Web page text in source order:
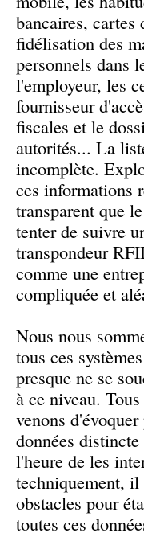
bancaires, cartes
fidélisation des
personnels dans
l'employeur, les
fournisseur
fiscales et le
autorités... La
incomplète.
ces informations
transparent que
tenter de suivre
transpondeur
comme une
compliquée et
Nous nous
tous ces
presque ne se
à ce niveau.
venons
données
l'heure de les
techniquement,
obstacles pour
toutes ces